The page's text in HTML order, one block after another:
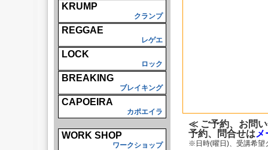
KRUMP
クランプ
REGGAE
レゲエ
LOCK
ロック
BREAKING
ブレイキング
CAPOEIRA
カポエイラ
WORK SHOP
ワークショップ
≪ ご予約、お問
予約、問合せは メ
※日時(曜日)、受講希望